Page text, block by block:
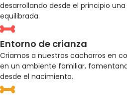
desarrollando desde el principio
equilibrada.
Entorno de crianza
Criamos a nuestros cachorros en
en un ambiente familiar,
desde el nacimiento.